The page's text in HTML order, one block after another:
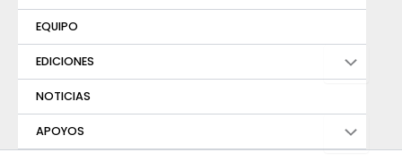
EQUIPO
EDICIONES
NOTICIAS
APOYOS